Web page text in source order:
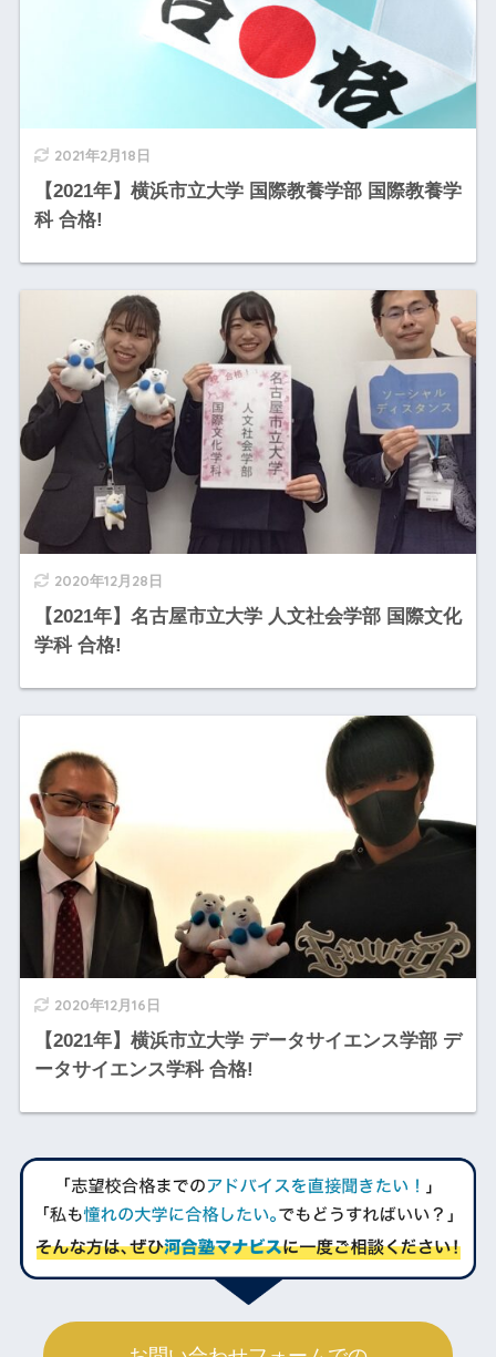
2021年2月18日
【2021年】横浜市立大学 国際教養学部 国際教養学
科 合格!
2020年12月28日
【2021年】名古屋市立大学 人文社会学部 国際文化
学科 合格!
2020年12月16日
【2021年】横浜市立大学 データサイエンス学部 デ
ータサイエンス学科 合格!